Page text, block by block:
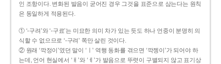
인 조항이다. 변화된 발음이 굳어진 경우 그것을 표준으로 삼는다는 원칙
은 동일하게 적용된다.
① ‘-구려’와 ‘-구료’는 미묘한 의미 차가 있는 듯도 하나 언중이 분명히 의
식할 수 없으므로 ‘-구려’ 쪽만 살린 것이다.
② 원래 ‘깍정이’였던 말이 ‘ㅣ’ 역행 동화를 겪으면 ‘깍젱이’가 되어야 하
는데, 언어 현실에서 ‘ㅐ’와 ‘ㅔ’가 발음으로 뚜렷이 구별되지 않고 표기상